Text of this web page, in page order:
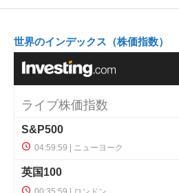
世界のインデックス（株価指数）